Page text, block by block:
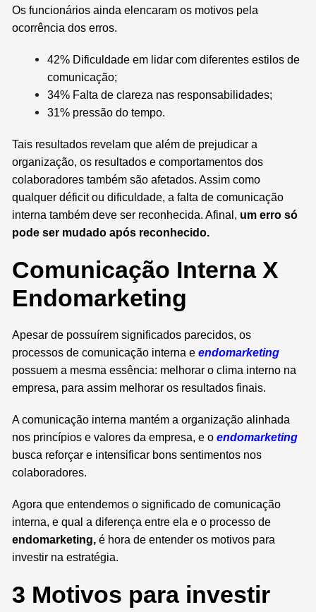
Os funcionários ainda elencaram os motivos pela
ocorrência dos erros.
42% Dificuldade em lidar com diferentes estilos de
comunicação;
34% Falta de clareza nas responsabilidades;
31% pressão do tempo.
Tais resultados revelam que além de prejudicar a
organização, os resultados e comportamentos dos
colaboradores também são afetados. Assim como
qualquer déficit ou dificuldade, a falta de comunicação
interna também deve ser reconhecida. Afinal, um erro só
pode ser mudado após reconhecido.
Comunicação Interna X
Endomarketing
Apesar de possuírem significados parecidos, os
processos de comunicação interna e endomarketing
possuem a mesma essência: melhorar o clima interno na
empresa, para assim melhorar os resultados finais.
A comunicação interna mantém a organização alinhada
nos princípios e valores da empresa, e o endomarketing
busca reforçar e intensificar bons sentimentos nos
colaboradores.
Agora que entendemos o significado de comunicação
interna, e qual a diferença entre ela e o processo de
endomarketing, é hora de entender os motivos para
investir na estratégia.
3 Motivos para investir